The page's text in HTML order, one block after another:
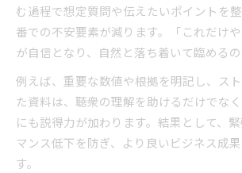
む過程で想定質問や伝えたいポイントを
番での不安要素が減ります。「これだけ
が自信となり、自然と落ち着いて臨めるの
例えば、重要な数値や根拠を明記し、ス
た資料は、聴衆の理解を助けるだけでな
にも説得力が加わります。結果として、
マンス低下を防ぎ、より良いビジネス成
す。